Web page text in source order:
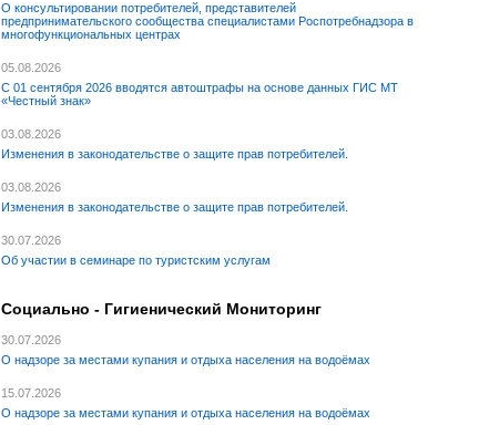
О консультировании потребителей, представителей
предпринимательского сообщества специалистами Роспотребнадзора в
многофункциональных центрах
05.08.2026
С 01 сентября 2026 вводятся автоштрафы на основе данных ГИС МТ
«Честный знак»
03.08.2026
Изменения в законодательстве о защите прав потребителей.
03.08.2026
Изменения в законодательстве о защите прав потребителей.
30.07.2026
Об участии в семинаре по туристским услугам
Социально - Гигиенический Мониторинг
30.07.2026
О надзоре за местами купания и отдыха населения на водоёмах
15.07.2026
О надзоре за местами купания и отдыха населения на водоёмах